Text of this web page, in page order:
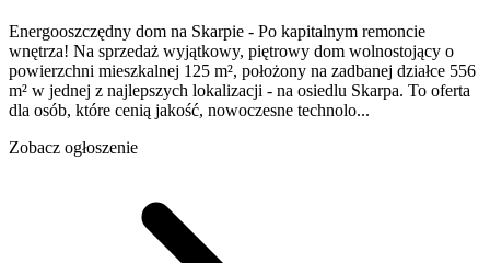
Energooszczędny dom na Skarpie - Po kapitalnym remoncie
wnętrza! Na sprzedaż wyjątkowy, piętrowy dom wolnostojący o
powierzchni mieszkalnej 125 m², położony na zadbanej działce 556
m² w jednej z najlepszych lokalizacji - na osiedlu Skarpa. To oferta
dla osób, które cenią jakość, nowoczesne technolo...
Zobacz ogłoszenie